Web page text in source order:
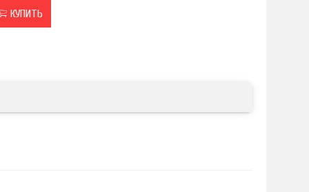
КУПИТЬ